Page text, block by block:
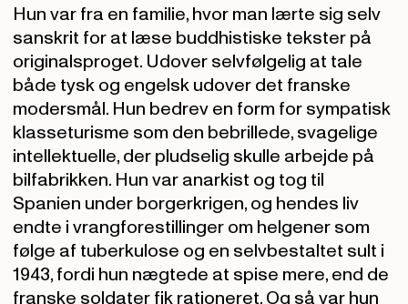
Hun var fra en familie, hvor man lærte sig selv
sanskrit for at læse buddhistiske tekster på
originalsproget. Udover selvfølgelig at tale
både tysk og engelsk udover det franske
modersmål. Hun bedrev en form for sympatisk
klasseturisme som den bebrillede, svagelige
intellektuelle, der pludselig skulle arbejde på
bilfabrikken. Hun var anarkist og tog til
Spanien under borgerkrigen, og hendes liv
endte i vrangforestillinger om helgener som
følge af tuberkulose og en selvbestaltet sult i
1943, fordi hun nægtede at spise mere, end de
franske soldater fik rationeret.Og så var hun